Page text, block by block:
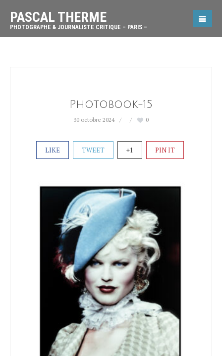
PASCAL THERME
PHOTOGRAPHE & JOURNALISTE CRITIQUE – PARIS –
Photobook-15
30 octobre 2024 0
LIKE TWEET +1 PIN IT